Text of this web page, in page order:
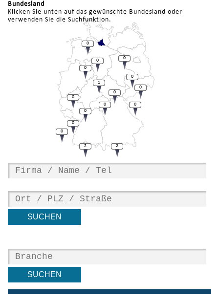
Bundesland
Klicken Sie unten auf das gewünschte Bundesland oder
verwenden Sie die Suchfunktion.
0
0
0
0
0
0
0
0
0
1
0
0
0
2
0
2